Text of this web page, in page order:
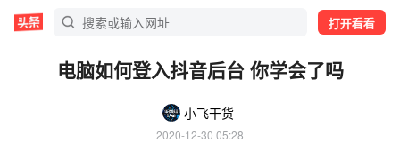
打开看看
电脑如何登入抖音后台 你学会了吗
小飞干货
2020-12-30 05:28